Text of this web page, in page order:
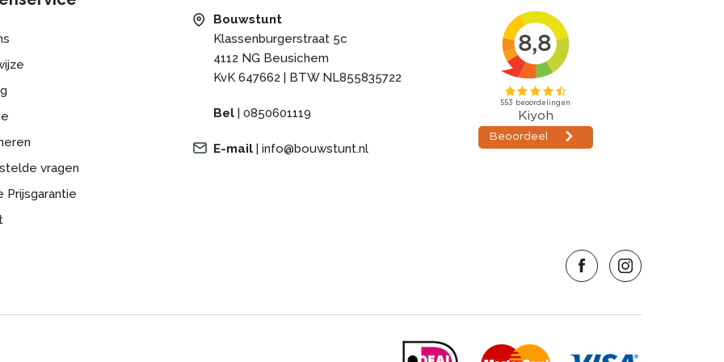
beschermt het
wordt
planken, het lage
en de
ogende
ongelooflijk
voor toepassing
vragen
Prijsgarantie
Bouwstunt
Klassenburgerstraat 5c
4112 NG Beusichem
KvK 647662 | BTW NL855835722
Bel | 0850601119
E-mail | info@bouwstunt.nl